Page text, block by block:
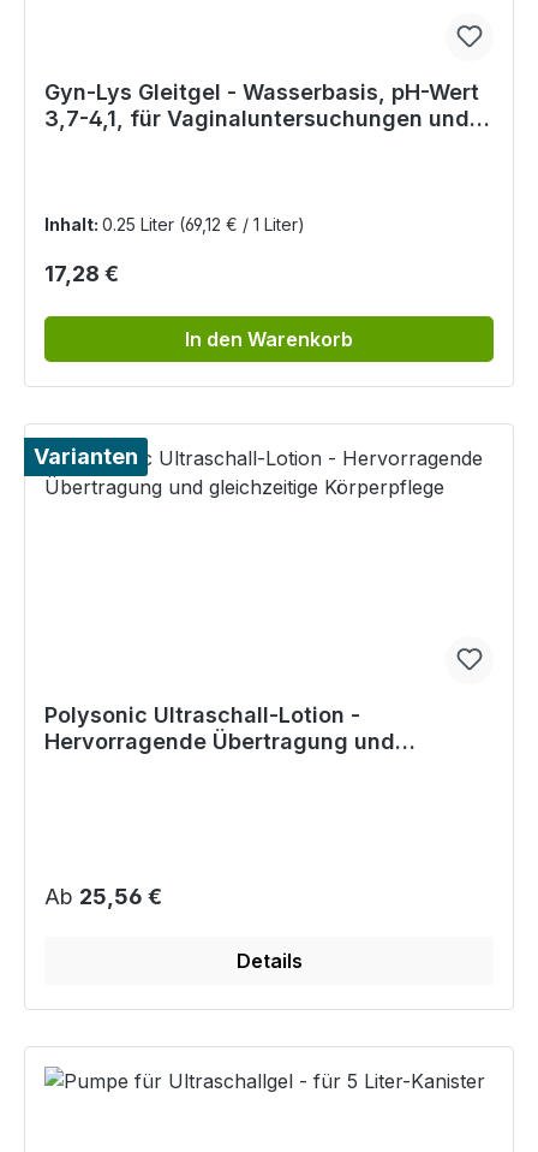
Gyn-Lys Gleitgel - Wasserbasis, pH-Wert
3,7-4,1, für Vaginaluntersuchungen und
Inhalt: 0.25 Liter (69,12 € / 1 Liter)
Regulärer Preis:
17,28 €
In den Warenkorb
Varianten
Polysonic Ultraschall-Lotion -
Hervorragende Übertragung und
Regulärer Preis:
Ab 25,56 €
Details